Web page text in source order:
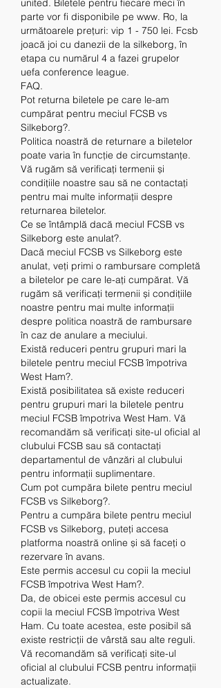
parte vor fi disponibile pe www. Ro, la
următoarele prețuri: vip 1 - 750 lei. Fcsb
joacă joi cu danezii de la silkeborg, în
etapa cu numărul 4 a fazei grupelor
uefa conference league.
FAQ.
Pot returna biletele pe care le-am
cumpărat pentru meciul FCSB vs
Silkeborg?.
Politica noastră de returnare a biletelor
poate varia în funcție de circumstanțe.
Vă rugăm să verificați termenii și
condițiile noastre sau să ne contactați
pentru mai multe informații despre
returnarea biletelor.
Ce se întâmplă dacă meciul FCSB vs
Silkeborg este anulat?.
Dacă meciul FCSB vs Silkeborg este
anulat, veți primi o rambursare completă
a biletelor pe care le-ați cumpărat. Vă
rugăm să verificați termenii și condițiile
noastre pentru mai multe informații
despre politica noastră de rambursare
în caz de anulare a meciului.
Există reduceri pentru grupuri mari la
biletele pentru meciul FCSB împotriva
West Ham?.
Există posibilitatea să existe reduceri
pentru grupuri mari la biletele pentru
meciul FCSB împotriva West Ham. Vă
recomandăm să verificați site-ul oficial al
clubului FCSB sau să contactați
departamentul de vânzări al clubului
pentru informații suplimentare.
Cum pot cumpăra bilete pentru meciul
FCSB vs Silkeborg?.
Pentru a cumpăra bilete pentru meciul
FCSB vs Silkeborg, puteți accesa
platforma noastră online și să faceți o
rezervare în avans.
Este permis accesul cu copii la meciul
FCSB împotriva West Ham?.
Da, de obicei este permis accesul cu
copii la meciul FCSB împotriva West
Ham. Cu toate acestea, este posibil să
existe restricții de vârstă sau alte reguli.
Vă recomandăm să verificați site-ul
oficial al clubului FCSB pentru informații
actualizate.